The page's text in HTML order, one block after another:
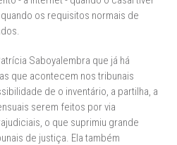
os requisitos normais de
Saboyalembra que já há
que acontecem nos tribunais
de o inventário, a partilha, a
serem feitos por via
o que suprimiu grande
de justiça. Ela também